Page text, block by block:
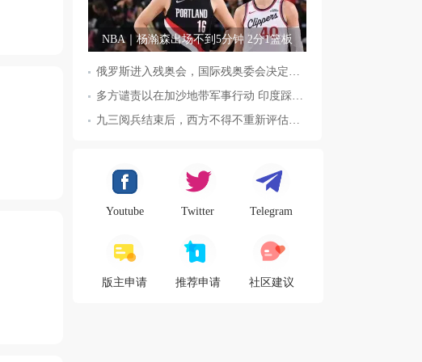
NBA｜杨瀚森出场不到5分钟 2分1篮板
Youtube Twitter Telegram
版主申请 推荐申请 社区建议